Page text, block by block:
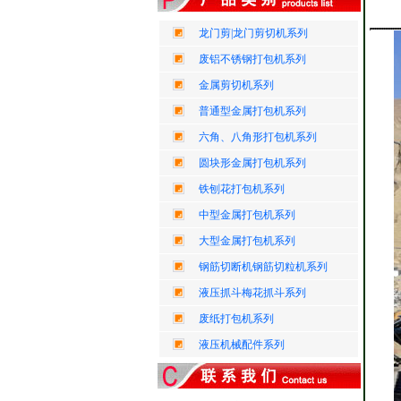
龙门剪|龙门剪切机系列
废铝不锈钢打包机系列
金属剪切机系列
普通型金属打包机系列
六角、八角形打包机系列
圆块形金属打包机系列
铁刨花打包机系列
中型金属打包机系列
大型金属打包机系列
钢筋切断机钢筋切粒机系列
液压抓斗梅花抓斗系列
废纸打包机系列
液压机械配件系列